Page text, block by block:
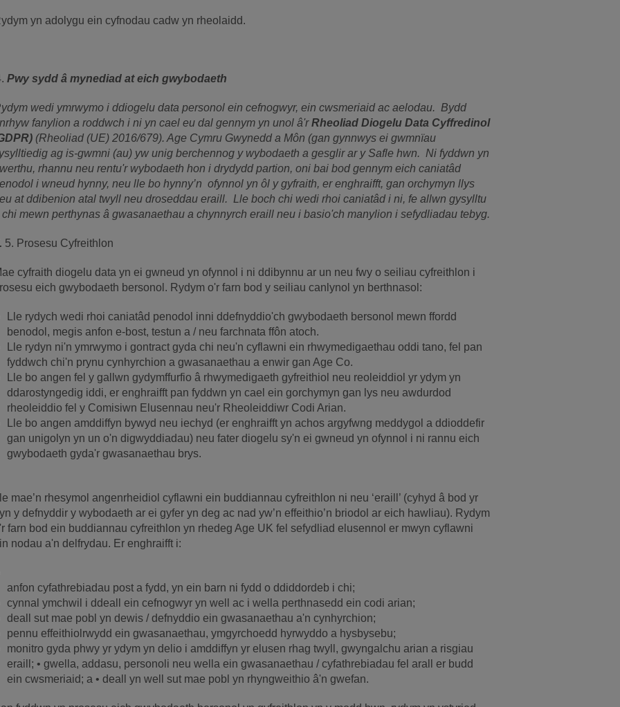
yn adolygu ein cyfnodau cadw yn rheolaidd.
Pwy sydd â mynediad at eich gwybodaeth
wedi ymrwymo i ddiogelu data personol ein cefnogwyr, ein cwsmeriaid ac aelodau. Bydd
fanylion a roddwch i ni yn cael eu dal gennym yn unol â'rRheoliad Diogelu Data Cyffredinol
(Rheoliad (UE) 2016/679). Age Cymru Gwynedd a Môn (gan gynnwys ei gwmnïau
ag is-gwmni (au) yw unig berchennog y wybodaeth a gesglir ar y Safle hwn. Ni fyddwn yn
rhannu neu rentu'r wybodaeth hon i drydydd partion, oni bai bod gennym eich caniatâd
i wneud hynny, neu lle bo hynny’n ofynnol yn ôl y gyfraith, er enghraifft, gan orchymyn llys
at ddibenion atal twyll neu droseddau eraill. Lle boch chi wedi rhoi caniatâd i ni, fe allwn gysylltu
chi mewn perthynas â gwasanaethau a chynnyrch eraill neu i basio'ch manylion i sefydliadau tebyg.
5. Prosesu Cyfreithlon
cyfraith diogelu data yn ei gwneud yn ofynnol i ni ddibynnu ar un neu fwy o seiliau cyfreithlon i
eich gwybodaeth bersonol. Rydym o'r farn bod y seiliau canlynol yn berthnasol:
Lle rydych wedi rhoi caniatâd penodol inni ddefnyddio'ch gwybodaeth bersonol mewn ffordd
benodol, megis anfon e-bost, testun a / neu farchnata ffôn atoch.
Lle rydyn ni'n ymrwymo i gontract gyda chi neu'n cyflawni ein rhwymedigaethau oddi tano, fel pan
fyddwch chi'n prynu cynhyrchion a gwasanaethau a enwir gan Age Co.
Lle bo angen fel y gallwn gydymffurfio â rhwymedigaeth gyfreithiol neu reoleiddiol yr ydym yn
ddarostyngedig iddi, er enghraifft pan fyddwn yn cael ein gorchymyn gan lys neu awdurdod
rheoleiddio fel y Comisiwn Elusennau neu'r Rheoleiddiwr Codi Arian.
Lle bo angen amddiffyn bywyd neu iechyd (er enghraifft yn achos argyfwng meddygol a ddioddefir
gan unigolyn yn un o'n digwyddiadau) neu fater diogelu sy'n ei gwneud yn ofynnol i ni rannu eich
gwybodaeth gyda'r gwasanaethau brys.
mae’n rhesymol angenrheidiol cyflawni ein buddiannau cyfreithlon ni neu ‘eraill’ (cyhyd â bod yr
y defnyddir y wybodaeth ar ei gyfer yn deg ac nad yw’n effeithio’n briodol ar eich hawliau). Rydym
farn bod ein buddiannau cyfreithlon yn rhedeg Age UK fel sefydliad elusennol er mwyn cyflawni
nodau a'n delfrydau. Er enghraifft i:
anfon cyfathrebiadau post a fydd, yn ein barn ni fydd o ddiddordeb i chi;
cynnal ymchwil i ddeall ein cefnogwyr yn well ac i wella perthnasedd ein codi arian;
deall sut mae pobl yn dewis / defnyddio ein gwasanaethau a'n cynhyrchion;
pennu effeithiolrwydd ein gwasanaethau, ymgyrchoedd hyrwyddo a hysbysebu;
monitro gyda phwy yr ydym yn delio i amddiffyn yr elusen rhag twyll, gwyngalchu arian a risgiau
eraill; • gwella, addasu, personoli neu wella ein gwasanaethau / cyfathrebiadau fel arall er budd
ein cwsmeriaid; a • deall yn well sut mae pobl yn rhyngweithio â'n gwefan.